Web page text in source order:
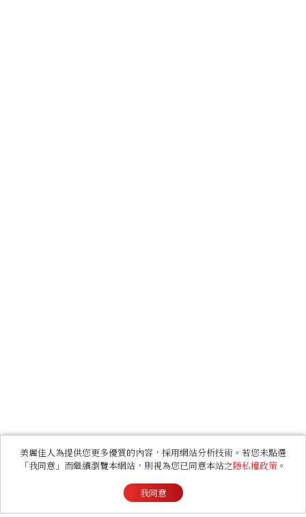
美麗佳人為提供您更多優質的內容，採用網站分析技術。若您未點選
「我同意」而繼續瀏覽本網站，則視為您已同意本站之隱私權政策 。
我同意